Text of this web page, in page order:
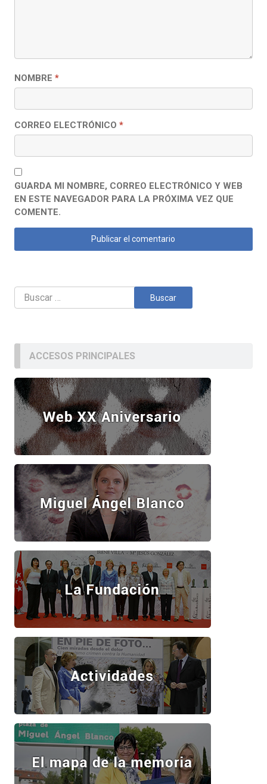
NOMBRE *
CORREO ELECTRÓNICO *
GUARDA MI NOMBRE, CORREO ELECTRÓNICO Y WEB
EN ESTE NAVEGADOR PARA LA PRÓXIMA VEZ QUE
COMENTE.
Buscar:
ACCESOS PRINCIPALES